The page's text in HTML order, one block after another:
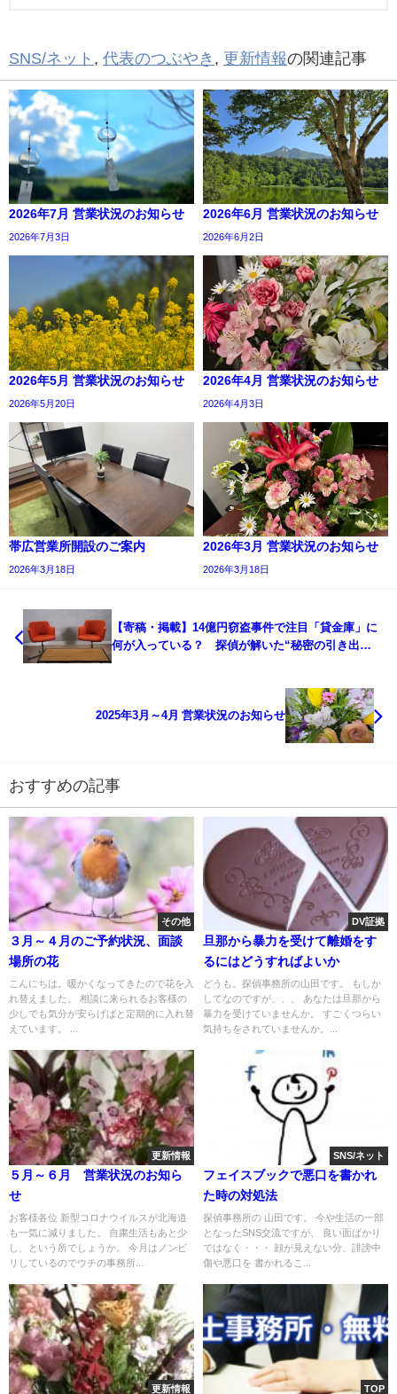
SNS/ネット , 代表のつぶやき , 更新情報の関連記事
2026年7月 営業状況のお知らせ
2026年7月3日
2026年6月 営業状況のお知らせ
2026年6月2日
2026年5月 営業状況のお知らせ
2026年5月20日
2026年4月 営業状況のお知らせ
2026年4月3日
帯広営業所開設のご案内
2026年3月18日
2026年3月 営業状況のお知らせ
2026年3月18日
【寄稿・掲載】14億円窃盗事件で注目「貸金庫」に
何が入っている？ 探偵が解いた“秘密の引き出
2025年3月～4月 営業状況のお知らせ
おすすめの記事
その他
３月～４月のご予約状況、面談
場所の花
こんにちは。暖かくなってきたので花を入
れ替えました。 相談に来られるお客様の
少しでも気分が安らげばと定期的に入れ替
えています。 ...
DV証拠
旦那から暴力を受けて離婚をす
るにはどうすればよいか
どうも。探偵事務所の山田です。 もしか
してなのですが、、、 あなたは旦那から
暴力を受けていませんか。 すごくつらい
気持ちをされていませんか。...
更新情報
５月～６月 営業状況のお知ら
せ
お客様各位 新型コロナウイルスが北海道
も一気に減りました。 自粛生活もあと少
し、という所でしょうか。 今月はノンビ
リしているのでウチの事務所...
SNS/ネット
フェイスブックで悪口を書かれ
た時の対処法
探偵事務所の 山田です。 今や生活の一部
となったSNS交流ですが、 良い面ばかり
ではなく・・・ 顔が見えない分、誹謗中
傷や悪口を 書かれるこ...
更新情報 TOP